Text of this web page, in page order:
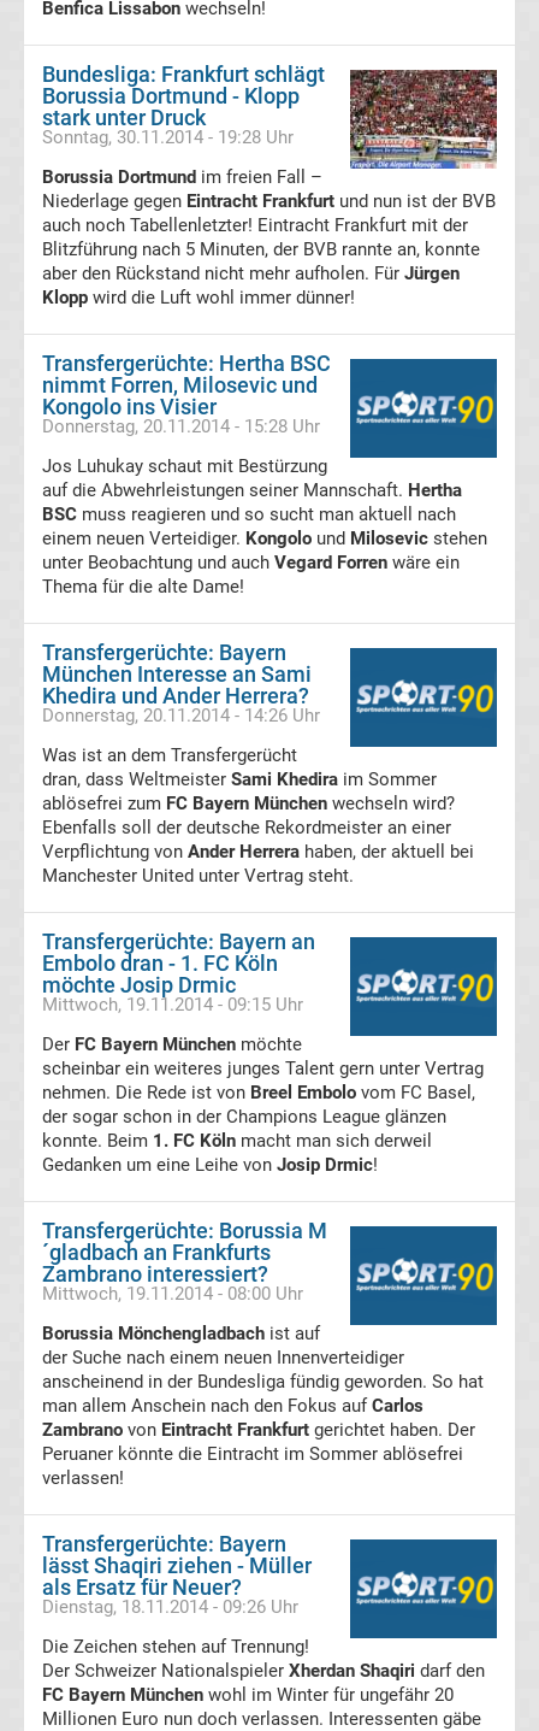
Tabelle
Ergebnisse
2.
Liga
Ergebnisse
3.
Liga
Ergebnisse
Liga
Tabelle
DFB-
Pokal
Ergebnisse
Champions
League
Tabelle
Champions
League
Ergebnisse
Europa
League
Tabelle
League
Ergebnisse
Conference
Benfica Lissabon wechseln!
Bundesliga: Frankfurt schlägt
Borussia Dortmund - Klopp
stark unter Druck
Sonntag, 30.11.2014 - 19:28 Uhr
Borussia Dortmund im freien Fall –
Niederlage gegen Eintracht Frankfurt und nun ist der BVB
auch noch Tabellenletzter! Eintracht Frankfurt mit der
Blitzführung nach 5 Minuten, der BVB rannte an, konnte
aber den Rückstand nicht mehr aufholen. Für Jürgen
Klopp wird die Luft wohl immer dünner!
Transfergerüchte: Hertha BSC
nimmt Forren, Milosevic und
Kongolo ins Visier
Donnerstag, 20.11.2014 - 15:28 Uhr
Jos Luhukay schaut mit Bestürzung
auf die Abwehrleistungen seiner Mannschaft. Hertha
BSC muss reagieren und so sucht man aktuell nach
einem neuen Verteidiger. Kongolo und Milosevic stehen
unter Beobachtung und auch Vegard Forren wäre ein
Thema für die alte Dame!
Transfergerüchte: Bayern
München Interesse an Sami
Khedira und Ander Herrera?
Donnerstag, 20.11.2014 - 14:26 Uhr
Was ist an dem Transfergerücht
dran, dass Weltmeister Sami Khedira im Sommer
ablösefrei zum FC Bayern München wechseln wird?
Ebenfalls soll der deutsche Rekordmeister an einer
Verpflichtung von Ander Herrera haben, der aktuell bei
Manchester United unter Vertrag steht.
Transfergerüchte: Bayern an
Embolo dran - 1. FC Köln
möchte Josip Drmic
Mittwoch, 19.11.2014 - 09:15 Uhr
Der FC Bayern München möchte
scheinbar ein weiteres junges Talent gern unter Vertrag
nehmen. Die Rede ist von Breel Embolo vom FC Basel,
der sogar schon in der Champions League glänzen
konnte. Beim 1. FC Köln macht man sich derweil
Gedanken um eine Leihe von Josip Drmic!
Transfergerüchte: Borussia M
´gladbach an Frankfurts
Zambrano interessiert?
Mittwoch, 19.11.2014 - 08:00 Uhr
Borussia Mönchengladbach ist auf
der Suche nach einem neuen Innenverteidiger
anscheinend in der Bundesliga fündig geworden. So hat
man allem Anschein nach den Fokus aufCarlos
Zambrano von Eintracht Frankfurt gerichtet haben. Der
Peruaner könnte die Eintracht im Sommer ablösefrei
verlassen!
Transfergerüchte: Bayern
lässt Shaqiri ziehen - Müller
als Ersatz für Neuer?
Dienstag, 18.11.2014 - 09:26 Uhr
Die Zeichen stehen auf Trennung!
Der Schweizer Nationalspieler Xherdan Shaqiri darf den
FC Bayern München wohl im Winter für ungefähr 20
Millionen Euro nun doch verlassen. Interessenten gäbe